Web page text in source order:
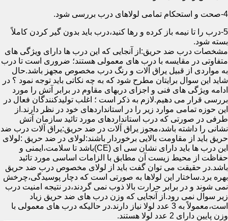
4-صحت و استحکام تمامی لولاهای درب بررسی شود.
5-درب را تا نیمه باز کرده و رها کنید،درب باید بدون گیر کردن کاملاً
بسته شود.
مشخصات درب ضد حریق:از آنجایی که این درب ها دارای ویژگی های
متفاوتی در مقایسه با درب های معمولی هستند؛ ضروری است تا درب
به مواردی از قبیل یراق آلات و رنگ درب مخصوص مجهز باشد.حال
شاید این سوال برایتان مطرح شود که به چه نکاتی باید توجه نمود ؟ در
ادامه ویژگی های فنی و اجزای دربهای مقاوم در برابر آتش را مورد
بررسی قرار می دهیم.لازم به ذکر است ؛ اغلب تولیدکنندگان فعال در
این حوزه تمامی موارد زیر را در استانداردهای خود در نظر دارند.از
طرفی در صورتی که درب استانداردهای مورد تائید سازمان آتش
نشانی را داشته باشد،مجوز یراق آلات در ضد حریق:یراق آلات درب ضد
حریق باید از مقاومت بالایی برخوردار باشند:لولای در ضد حریق :لولای
این درب ها باید دارای نشان سی ای (CE)باشد تا سلامت،ایمنی و
حفاظت از محیط زیست آن مطابق با الزامات اساسی مورد تائید
باشد.در حقیقت می توان گفت باید از لولای مخصوص درب ضد حریق
بهره برد.ساختار این لولاها به صورتی است که دچار پوسیدگی،چرخش
نمی شوند و در برابر حرارت بالا ذوب نمی گردند،در نتیجه امنیت درب
زیر سوال نمی رود.از آنجایی که وزن درب های ضد حریق زیاد
است،معمولاً به 3 عدد لولا نیاز دارند.در حالیکه درب های معمولی با
وزن پایین دارای 2 عدد لولا هستند.